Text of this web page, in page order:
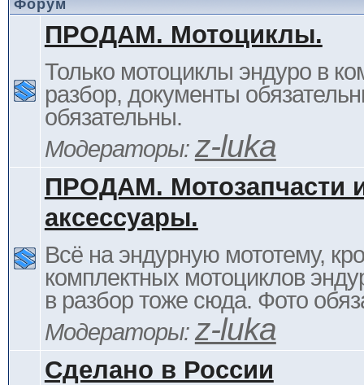
Форум
ПРОДАМ. Мотоциклы.
Только мотоциклы эндуро в
разбор, документы
обязательны.
Модераторы: z-luka
ПРОДАМ. Мотозапчасти
аксессуары.
Всё на эндурную мототему,
комплектных мотоциклов
в разбор тоже сюда. Фото
Модераторы: z-luka
Сделано в России